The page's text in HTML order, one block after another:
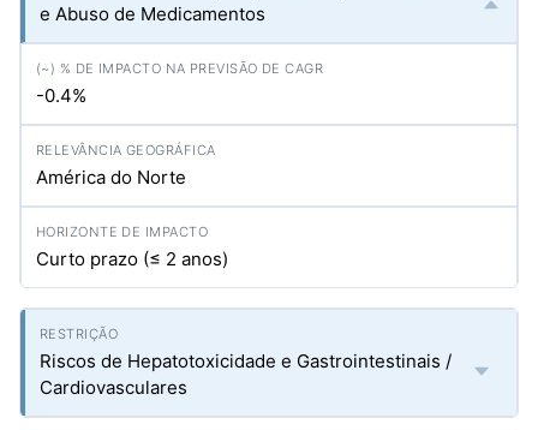
e Abuso de Medicamentos
-0.4%
América do Norte
Curto prazo (≤ 2 anos)
Riscos de Hepatotoxicidade e Gastrointestinais /
Cardiovasculares